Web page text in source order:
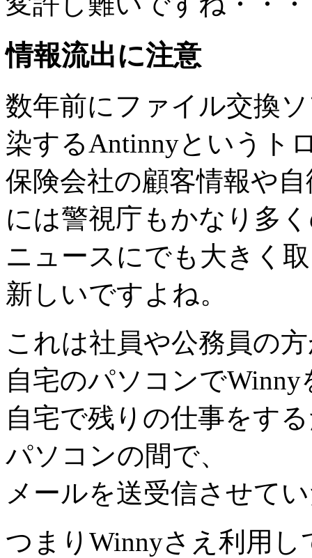
情報流出に注意
数年前にファイル交換
染するAntinnyというト
保険会社の顧客情報や
には警視庁もかなり多
ニュースにでも大きく
新しいですよね。
これは社員や公務員の
自宅のパソコンで
自宅で残りの仕事をす
パソコンの間で、
メールを送受信させて
つまりWinnyさえ利用